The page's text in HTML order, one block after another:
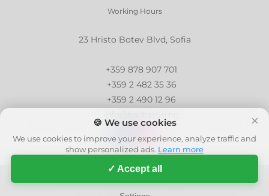
Working Hours
23 Hristo Botev Blvd, Sofia
+359 878 907 701
+359 2 482 35 36
+359 2 490 12 96
×
🍪 We use cookies
We use cookies to improve your experience, analyze traffic and
show personalized ads. Learn more
✓ Accept all